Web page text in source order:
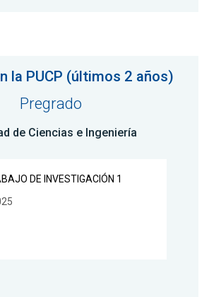
la PUCP (últimos 2 años)
Pregrado
de Ciencias e Ingeniería
DE INVESTIGACIÓN 1